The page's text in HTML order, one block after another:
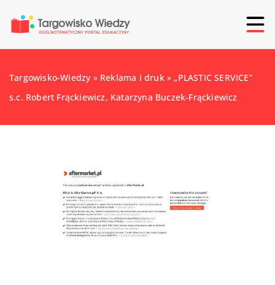
Targowisko-Wiedzy » Reklama i druk»„PLASTIC SERVICE”
s.c. Robert Frąckiewicz, Katarzyna Buczek-Frąckiewicz